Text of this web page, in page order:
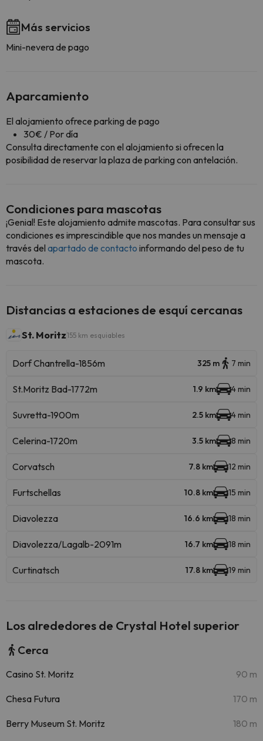
Más servicios
Mini-nevera de pago
Aparcamiento
El alojamiento ofrece parking de pago
30€ / Por día
Consulta directamente con el alojamiento si ofrecen la
posibilidad de reservar la plaza de parking con antelación.
Condiciones para mascotas
¡Genial! Este alojamiento admite mascotas. Para consultar sus
condiciones es imprescindible que nos mandes un mensaje a
través del apartado de contacto informando del peso de tu
mascota.
Distancias a estaciones de esquí cercanas
St. Moritz155 km esquiables
Dorf Chantrella-1856m 325 m 7 min
St.Moritz Bad-1772m 1.9 km 4 min
Suvretta-1900m 2.5 km 4 min
Celerina-1720m 3.5 km 8 min
Corvatsch 7.8 km 12 min
Furtschellas 10.8 km 15 min
Diavolezza 16.6 km 18 min
Diavolezza/Lagalb-2091m 16.7 km 18 min
Curtinatsch 17.8 km 19 min
Los alrededores de Crystal Hotel superior
Cerca
Casino St. Moritz 90 m
Chesa Futura 170 m
Berry Museum St. Moritz 180 m